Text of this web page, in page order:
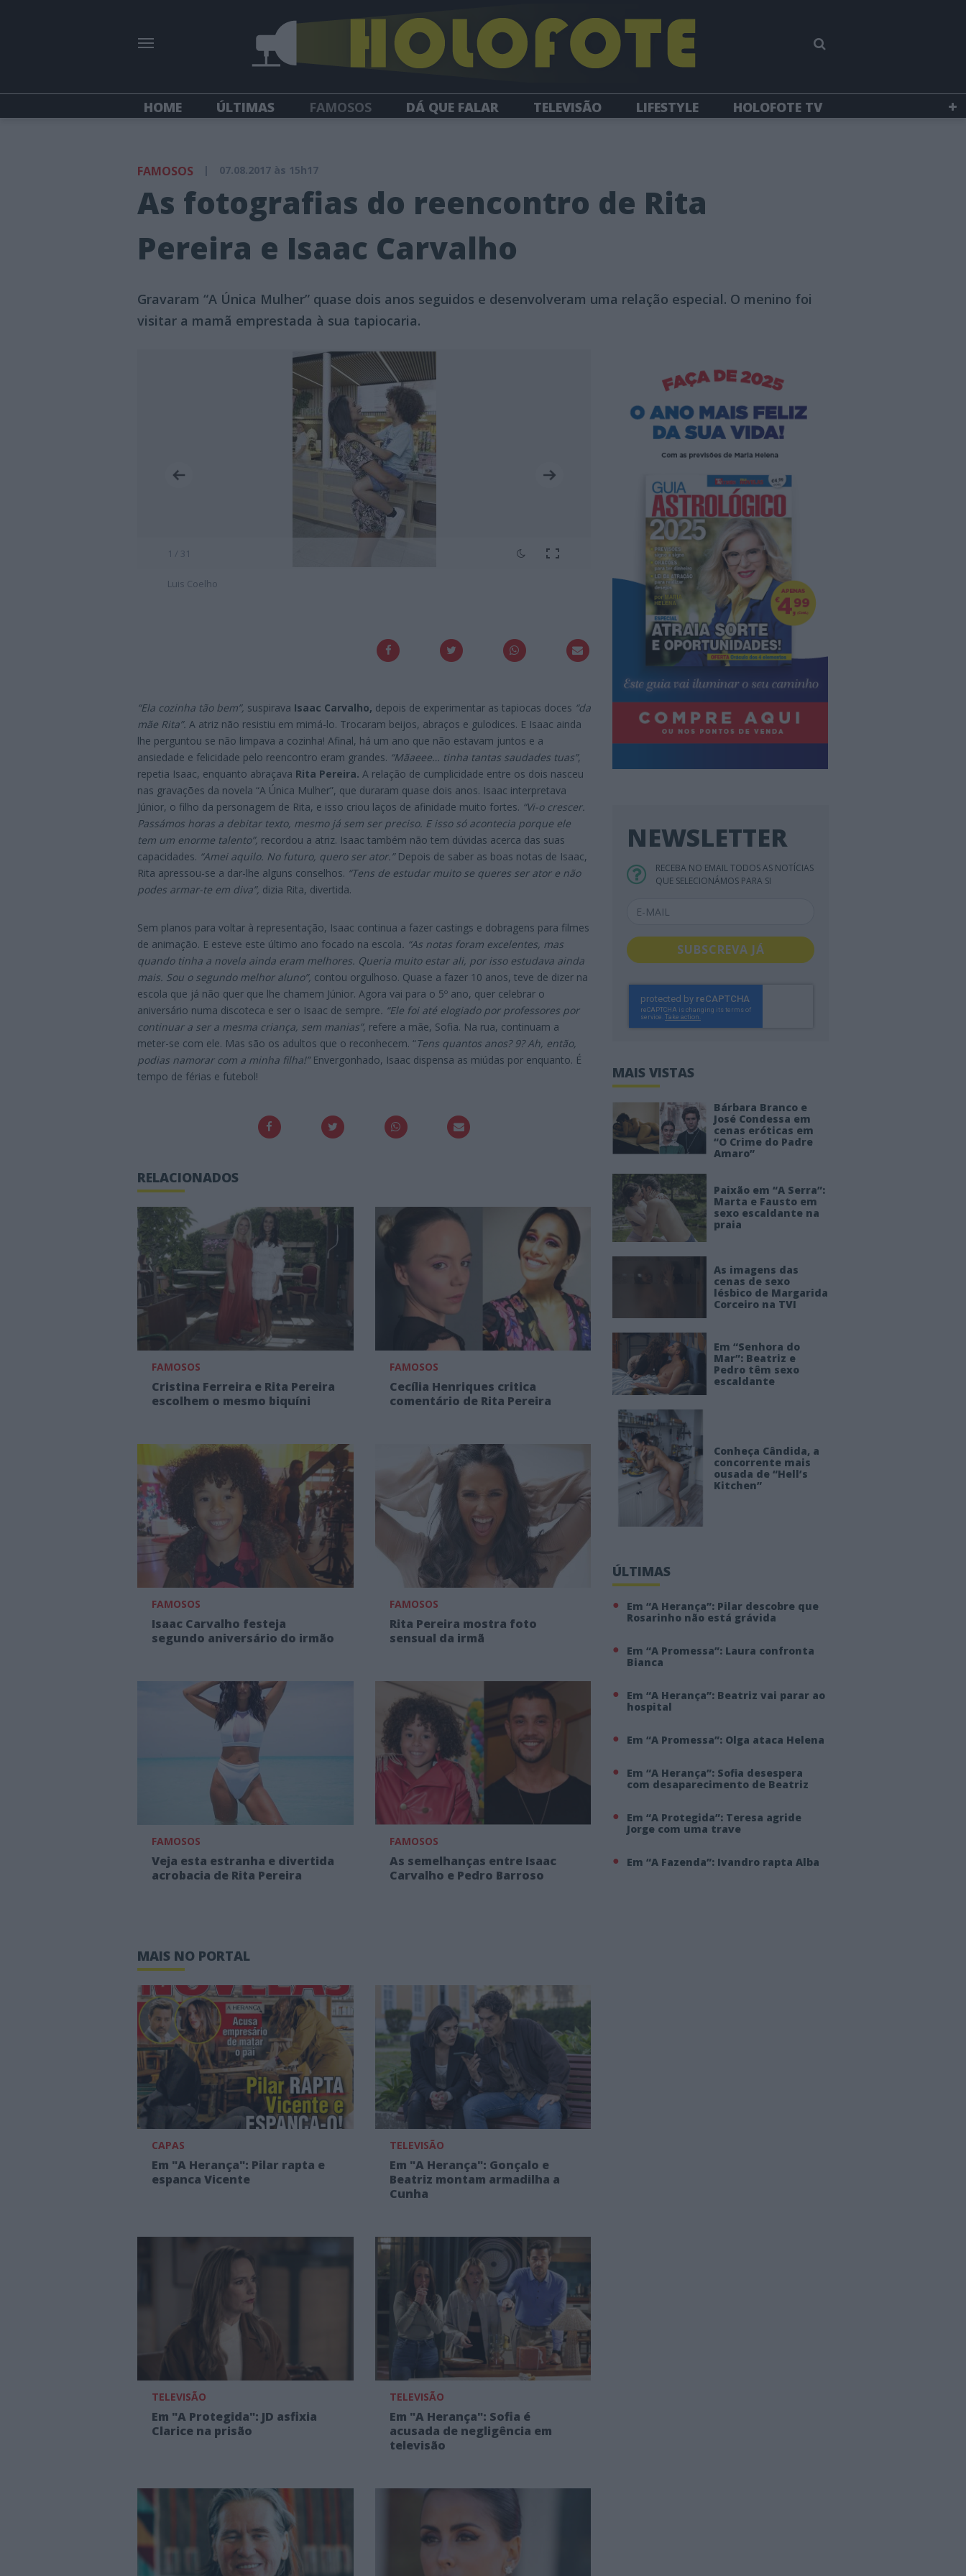
HOME ÚLTIMAS FAMOSOS DÁ QUE FALAR TELEVISÃO LIFESTYLE
HOLOFOTE TV
FAMOSOS | 07.08.2017 às 15h17
As fotografias do reencontro de Rita
Pereira e Isaac Carvalho
Gravaram “A Única Mulher” quase dois anos seguidos e desenvolveram uma relação especial. O menino foi
visitar a mamã emprestada à sua tapiocaria.
1 / 31
Luis Coelho
“Ela cozinha tão bem”, suspirava Isaac Carvalho, depois de experimentar as tapiocas doces “da
mãe Rita”. A atriz não resistiu em mimá-lo. Trocaram beijos, abraços e gulodices. E Isaac ainda
lhe perguntou se não limpava a cozinha! Afinal, há um ano que não estavam juntos e a
ansiedade e felicidade pelo reencontro eram grandes. “Mãaeee… tinha tantas saudades tuas”,
repetia Isaac, enquanto abraçava Rita Pereira. A relação de cumplicidade entre os dois nasceu
nas gravações da novela “A Única Mulher”, que duraram quase dois anos. Isaac interpretava
Júnior, o filho da personagem de Rita, e isso criou laços de afinidade muito fortes. “Vi-o crescer.
Passámos horas a debitar texto, mesmo já sem ser preciso. E isso só acontecia porque ele
tem um enorme talento”, recordou a atriz. Isaac também não tem dúvidas acerca das suas
capacidades. “Amei aquilo. No futuro, quero ser ator.” Depois de saber as boas notas de Isaac,
Rita apressou-se a dar-lhe alguns conselhos. “Tens de estudar muito se queres ser ator e não
podes armar-te em diva”, dizia Rita, divertida.
Sem planos para voltar à representação, Isaac continua a fazer castings e dobragens para filmes
de animação. E esteve este último ano focado na escola. “As notas foram excelentes, mas
quando tinha a novela ainda eram melhores. Queria muito estar ali, por isso estudava ainda
mais. Sou o segundo melhor aluno”, contou orgulhoso. Quase a fazer 10 anos, teve de dizer na
escola que já não quer que lhe chamem Júnior. Agora vai para o 5º ano, quer celebrar o
aniversário numa discoteca e ser o Isaac de sempre. “Ele foi até elogiado por professores por
continuar a ser a mesma criança, sem manias”, refere a mãe, Sofia. Na rua, continuam a
meter-se com ele. Mas são os adultos que o reconhecem. “Tens quantos anos? 9? Ah, então,
podias namorar com a minha filha!”Envergonhado, Isaac dispensa as miúdas por enquanto. É
tempo de férias e futebol!
RELACIONADOS
FAMOSOS
Cristina Ferreira e Rita Pereira
escolhem o mesmo biquíni
FAMOSOS
Cecília Henriques critica
comentário de Rita Pereira
FAMOSOS
Isaac Carvalho festeja
segundo aniversário do irmão
FAMOSOS
Rita Pereira mostra foto
sensual da irmã
FAMOSOS
Veja esta estranha e divertida
acrobacia de Rita Pereira
FAMOSOS
As semelhanças entre Isaac
Carvalho e Pedro Barroso
MAIS NO PORTAL
CAPAS
Em "A Herança": Pilar rapta e
espanca Vicente
TELEVISÃO
Em "A Herança": Gonçalo e
Beatriz montam armadilha a
Cunha
TELEVISÃO
Em "A Protegida": JD asfixia
Clarice na prisão
TELEVISÃO
Em "A Herança": Sofia é
acusada de negligência em
televisão
NEWSLETTER
RECEBA NO EMAIL TODOS AS NOTÍCIAS
QUE SELECIONÁMOS PARA SI
SUBSCREVA JÁ
MAIS VISTAS
Bárbara Branco e
José Condessa em
cenas eróticas em
“O Crime do Padre
Amaro”
Paixão em “A Serra”:
Marta e Fausto em
sexo escaldante na
praia
As imagens das
cenas de sexo
lésbico de Margarida
Corceiro na TVI
Em “Senhora do
Mar”: Beatriz e
Pedro têm sexo
escaldante
Conheça Cândida, a
concorrente mais
ousada de “Hell’s
Kitchen”
ÚLTIMAS
Em “A Herança”: Pilar descobre que
Rosarinho não está grávida
Em “A Promessa”: Laura confronta
Bianca
Em “A Herança”: Beatriz vai parar ao
hospital
Em “A Promessa”: Olga ataca Helena
Em “A Herança”: Sofia desespera
com desaparecimento de Beatriz
Em “A Protegida”: Teresa agride
Jorge com uma trave
Em “A Fazenda”: Ivandro rapta Alba